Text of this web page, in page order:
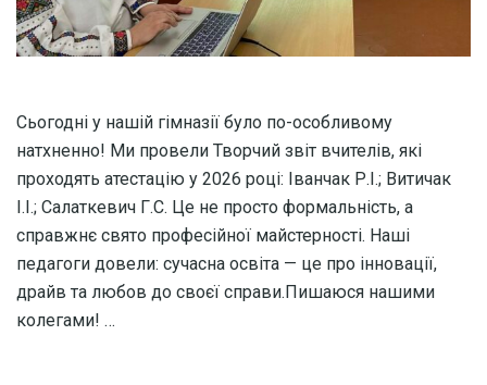
Сьогодні у нашій гімназії було по-особливому
натхненно! Ми провели Творчий звіт вчителів, які
проходять атестацію у 2026 році: Іванчак Р.І.; Витичак
І.І.; Салаткевич Г.С. Це не просто формальність, а
справжнє свято професійної майстерності. Наші
педагоги довели: сучасна освіта — це про інновації,
драйв та любов до своєї справи.Пишаюся нашими
колегами! …